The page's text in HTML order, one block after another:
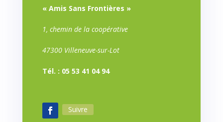
« Amis Sans Frontières »
1, chemin de la coopérative
47300 Villeneuve-sur-Lot
Tél. : 05 53 41 04 94
Suivre